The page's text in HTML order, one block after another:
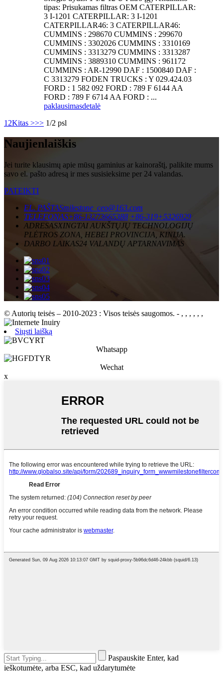
tipas: Prisukamas filtras OEM CATERPILLAR:
3 I-1201 CATERPILLAR: 3 I-1201
CATERPILLAR46: 3 CATERPILLAR46:
CUMMINS : 298670 CUMMINS : 299670
CUMMINS : 3302026 CUMMINS : 3310169
CUMMINS : 3313279 CUMMINS : 3313287
CUMMINS : 3889310 CUMMINS : 961172
CUMMINS : AR-12990 DAF : 1500840 DAF :
C 3313279 FODEN TRUCKS : Y 029.424.03
FORD : 1 582 092 FORD : 789 F 6144 AA
FORD : 789 F 6714 AA FORD : ...
paklausimasdetalė
1 2Kitas >>> 1/2 psl
Naujienlaiškis
Jei turite klausimų apie mūsų gaminius ar kainoraštį, palikite mums
savo el. pašto adresą ir mes susisieksime per 24 valandas.
PATEIKTI
EL. PAŠTASmilestone_ceo@163.com
TELEFONAS+86-13273665388 +86-319+5326929
ADRESASXINGTAI AUKŠTŲJŲ TECHNOLOGIJŲ
PLĖTROS ZONA, HEBEI PROVINCIJA, KINIJA.
DARBO LAIKAS24 VALANDŲ APTARNAVIMAS
© Autorių teisės – 2010-2023 : Visos teisės saugomos. - , , , , , ,
Siųsti laišką
Whatsapp
Wechat
x
Paspauskite Enter, kad
ieškotumėte, arba ESC, kad uždarytumėte